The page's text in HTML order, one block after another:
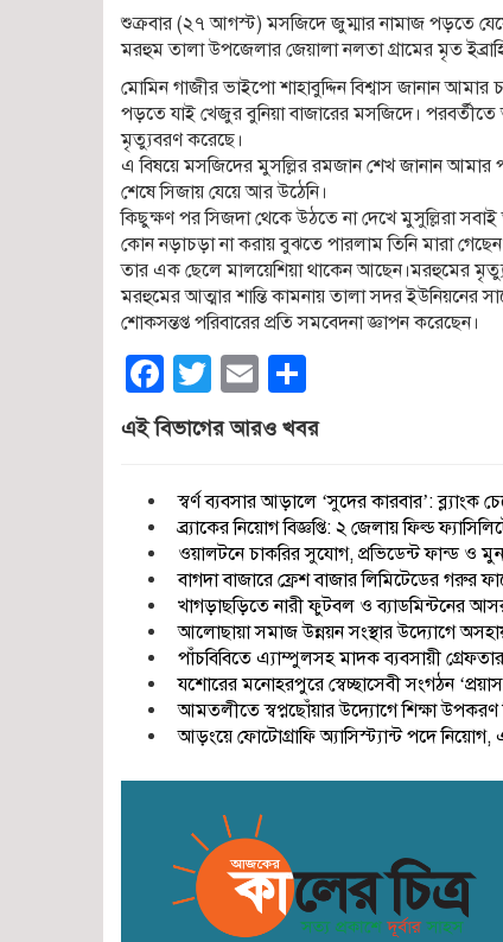
শুক্রবার (২৭ আগস্ট) মসজিদে জুম্মার নামাজ পড়তে
মরহুম তালা উপজেলার জেয়ালা নলতা গ্রামের মৃত
মোমিন গাজীর ভাইপো শাহাবুদ্দিন বিশ্বাস জানান
পড়তে যাই খেজুর বুনিয়া বাজারের মসজিদে।
মৃত্যুবরণ করেছে।
এ বিষয়ে মসজিদের মুসল্লির রমজান শেখ জানান আমার
শেষে সিজায় যেয়ে আর উঠেনি।
কিছুক্ষণ পর সিজদা থেকে উঠতে না দেখে মুসুল্লিরা
কোন নড়াচড়া না করায় বুঝতে পারলাম তিনি মারা
তার এক ছেলে মালয়েশিয়া থাকেন আছেন।মরহুমের
মরহুমের আত্মার শান্তি কামনায় তালা সদর ইউনিয়নের
শোকসন্তপ্ত পরিবারের প্রতি সমবেদনা জ্ঞাপন করেছেন।
Facebook
Twitter
Email
এই বিভাগের আরও খবর
স্বর্ণ ব্যবসার আড়ালে ‘সুদের কারবার’: ব্ল্যাংক
ব্র্যাকের নিয়োগ বিজ্ঞপ্তি: ২ জেলায় ফিল্ড
ওয়ালটনে চাকরির সুযোগ, প্রভিডেন্ট ফান্ড ও
বাগদা বাজারে ফ্রেশ বাজার লিমিটেডের গরুর
খাগড়াছড়িতে নারী ফুটবল ও ব্যাডমিন্টনের
আলোছায়া সমাজ উন্নয়ন সংস্থার উদ্যোগে
পাঁচবিবিতে এ্যাম্পুলসহ মাদক ব্যবসায়ী গ্রেফতার
যশোরের মনোহরপুরে স্বেচ্ছাসেবী সংগঠন
আমতলীতে স্বপ্নছোঁয়ার উদ্যোগে শিক্ষা
আড়ংয়ে ফোটোগ্রাফি অ্যাসিস্ট্যান্ট পদে